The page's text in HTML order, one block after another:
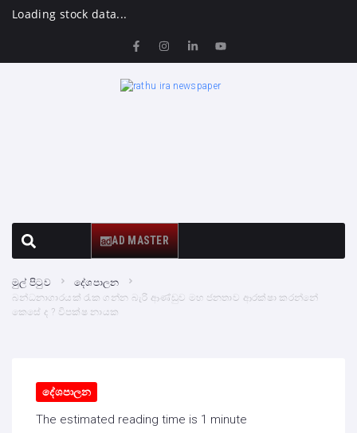
Loading stock data...
AD MASTER
මුල් පිටුව
දේශපාලන
බන්ධනාගාරයක් රැක ගන්න බැරි ආණ්ඩුව මහ ජනතාව ආරක්ෂා කරන්නේ
කෙසේ ද ? විපක්ෂ නායක
දේශපාලන
The estimated reading time is 1 minute